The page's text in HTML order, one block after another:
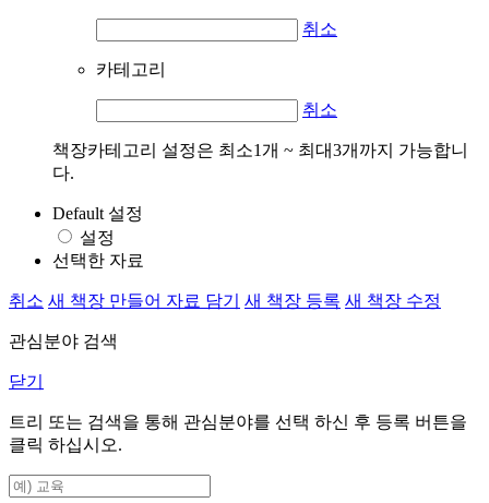
취소
카테고리
취소
책장카테고리 설정은 최소1개 ~ 최대3개까지 가능합니
다.
Default 설정
설정
선택한 자료
취소 새 책장 만들어 자료 담기 새 책장 등록 새 책장 수정
관심분야 검색
닫기
트리 또는 검색을 통해 관심분야를 선택 하신 후 등록 버튼을
클릭 하십시오.